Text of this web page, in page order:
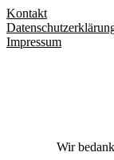
Kontakt
Impressum
Wir